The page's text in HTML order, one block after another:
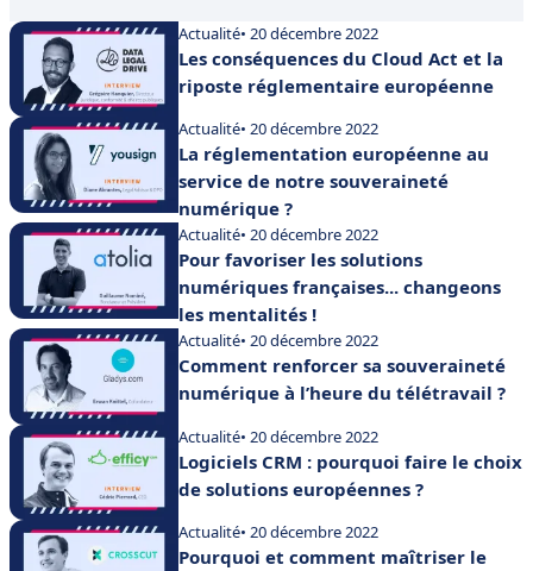
Actualité• 20 décembre 2022
Les conséquences du Cloud Act et la
riposte réglementaire européenne
Actualité• 20 décembre 2022
La réglementation européenne au
service de notre souveraineté
numérique ?
Actualité• 20 décembre 2022
Pour favoriser les solutions
numériques françaises... changeons
les mentalités !
Actualité• 20 décembre 2022
Comment renforcer sa souveraineté
numérique à l’heure du télétravail ?
Actualité• 20 décembre 2022
Logiciels CRM : pourquoi faire le choix
de solutions européennes ?
Actualité• 20 décembre 2022
Pourquoi et comment maîtriser le